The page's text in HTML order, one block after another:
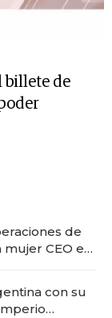
billete de
de
mujer CEO en
con su